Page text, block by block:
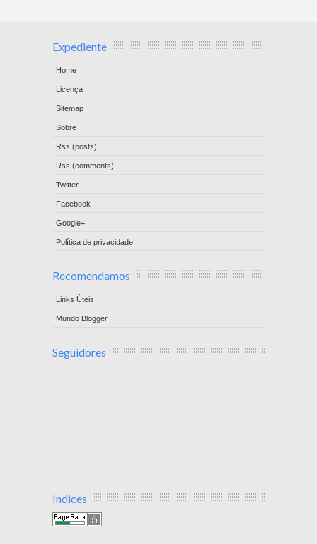
Expediente
Home
Licença
Sitemap
Sobre
Rss (posts)
Rss (comments)
Twitter
Facebook
Google+
Política de privacidade
Recomendamos
Links Úteis
Mundo Blogger
Seguidores
Indices